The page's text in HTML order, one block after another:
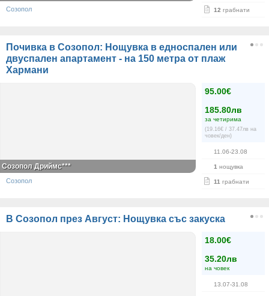
12 грабнати
Созопол
Почивка в Созопол: Нощувка в едноспален или
двуспален апартамент - на 150 метра от плаж
Хармани
95.00€
185.80лв
за четирима
(19.16€ / 37.47лв на
човек/ден)
11.06-23.08
1 нощувка
11 грабнати
Созопол Дриймс***
Созопол
В Созопол през Август: Нощувка със закуска
18.00€
35.20лв
на човек
13.07-31.08